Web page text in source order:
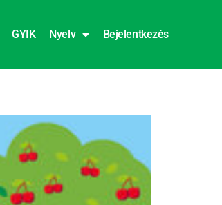
GYIK Nyelv Bejelentkezés